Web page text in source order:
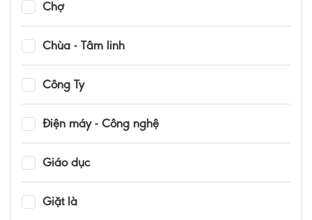
Chợ
Chùa - Tâm linh
Công Ty
Điện máy - Công nghệ
Giáo dục
Giặt là